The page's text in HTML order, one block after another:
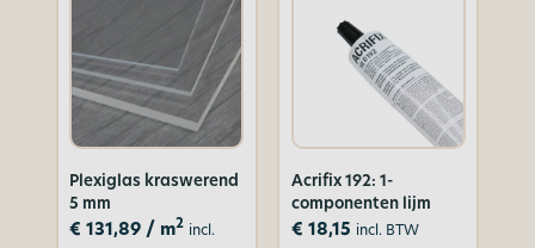
Plexiglas kraswerend
5 mm
€ 131,89 / m2 incl.
Acrifix 192: 1-
componenten lijm
€ 18,15 incl. BTW